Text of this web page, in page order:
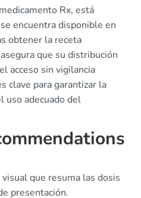
Rx, está
encuentra disponible en
obtener la receta
que su distribución
acceso sin vigilancia
clave para garantizar la
uso adecuado del
que resuma las dosis
presentación.